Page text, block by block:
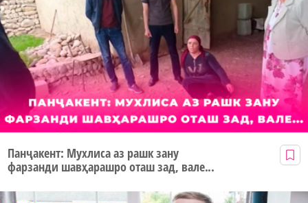
Панҷакент: Мухлиса аз рашк зану
фарзанди шавҳарашро оташ зад, вале...